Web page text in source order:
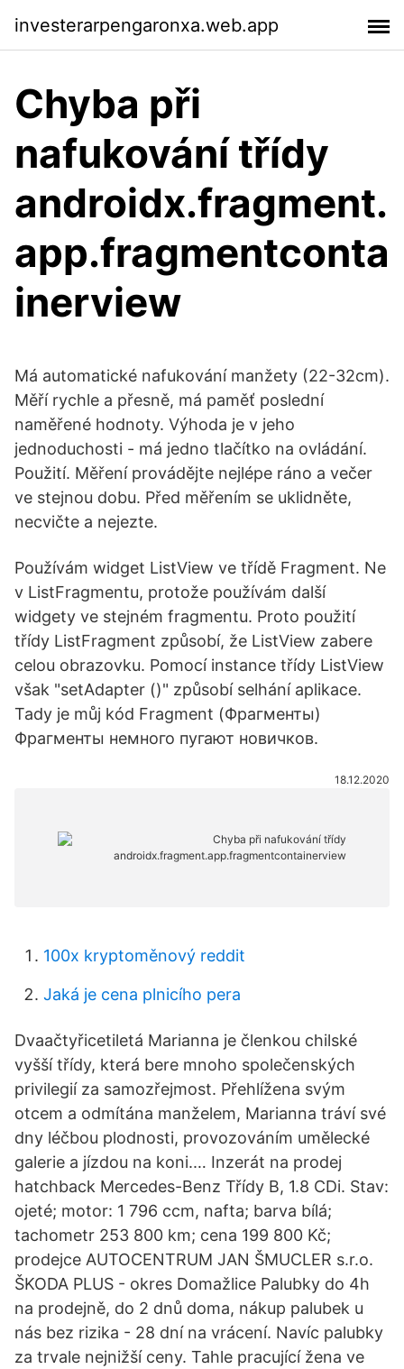
investerarpengaronxa.web.app
Chyba při
nafukování třídy
androidx.fragment.
app.fragmentconta
inerview
Má automatické nafukování manžety (22-32cm).
Měří rychle a přesně, má paměť poslední
naměřené hodnoty. Výhoda je v jeho
jednoduchosti - má jedno tlačítko na ovládání.
Použití. Měření provádějte nejlépe ráno a večer
ve stejnou dobu. Před měřením se uklidněte,
necvičte a nejezte.
Používám widget ListView ve třídě Fragment. Ne
v ListFragmentu, protože používám další
widgety ve stejném fragmentu. Proto použití
třídy ListFragment způsobí, že ListView zabere
celou obrazovku. Pomocí instance třídy ListView
však "setAdapter ()" způsobí selhání aplikace.
Tady je můj kód Fragment (Фрагменты)
Фрагменты немного пугают новичков.
18.12.2020
100x kryptoměnový reddit
Jaká je cena plnicího pera
Dvaačtyřicetiletá Marianna je členkou chilské
vyšší třídy, která bere mnoho společenských
privilegií za samozřejmost. Přehlížena svým
otcem a odmítána manželem, Marianna tráví své
dny léčbou plodnosti, provozováním umělecké
galerie a jízdou na koni.… Inzerát na prodej
hatchback Mercedes-Benz Třídy B, 1.8 CDi. Stav:
ojeté; motor: 1 796 ccm, nafta; barva bílá;
tachometr 253 800 km; cena 199 800 Kč;
prodejce AUTOCENTRUM JAN ŠMUCLER s.r.o.
ŠKODA PLUS - okres Domažlice Palubky do 4h
na prodejně, do 2 dnů doma, nákup palubek u
nás bez rizika - 28 dní na vrácení. Navíc palubky
za trvale nejnižší ceny. Tahle pracující žena ve